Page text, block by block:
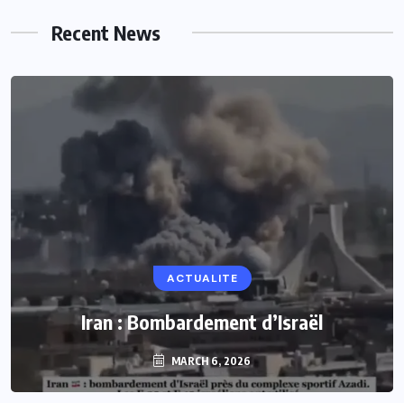
Recent News
ACTUALITE
Iran : Bombardement d’Israël
MARCH 6, 2026